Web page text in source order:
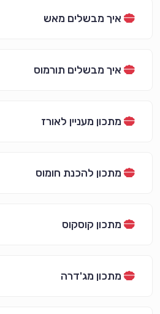
איך מבשלים מאש
איך מבשלים תורמוס
מתכון מעניין לאורז
מתכון להכנת חומוס
מתכון קוסקוס
מתכון מג'דרה